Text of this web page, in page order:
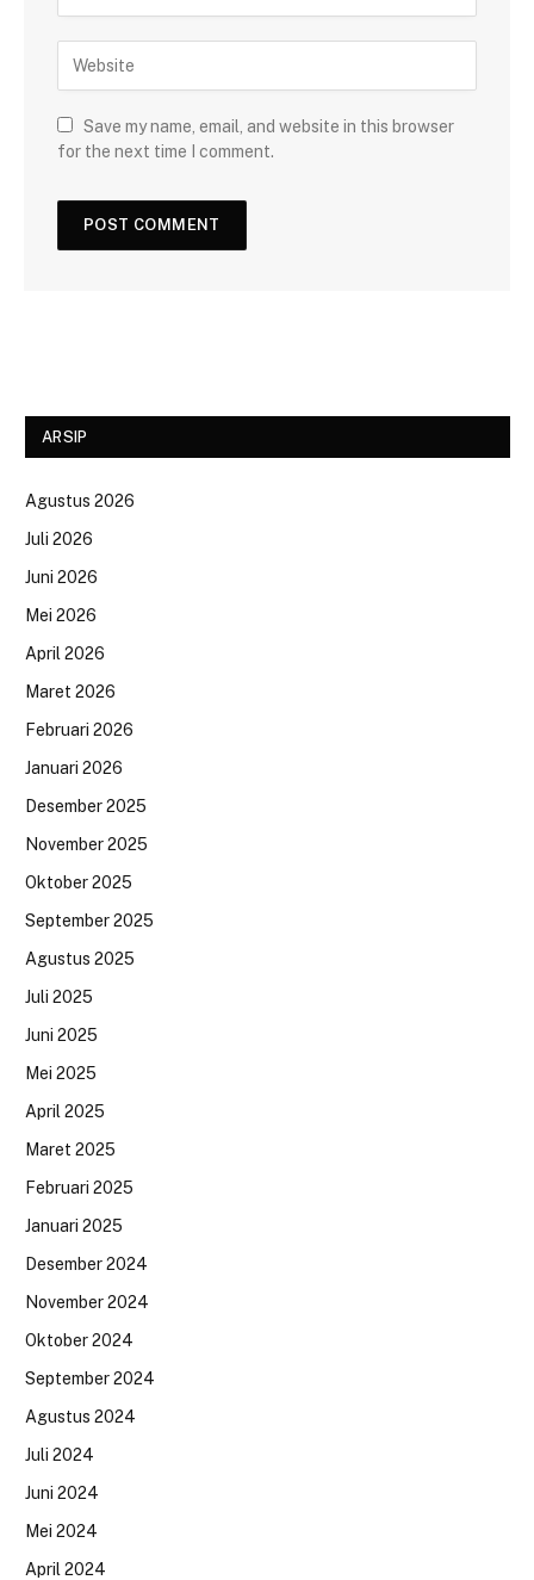
Save my name, email, and website in this browser
for the next time I comment.
ARSIP
Agustus 2026
Juli 2026
Juni 2026
Mei 2026
April 2026
Maret 2026
Februari 2026
Januari 2026
Desember 2025
November 2025
Oktober 2025
September 2025
Agustus 2025
Juli 2025
Juni 2025
Mei 2025
April 2025
Maret 2025
Februari 2025
Januari 2025
Desember 2024
November 2024
Oktober 2024
September 2024
Agustus 2024
Juli 2024
Juni 2024
Mei 2024
April 2024